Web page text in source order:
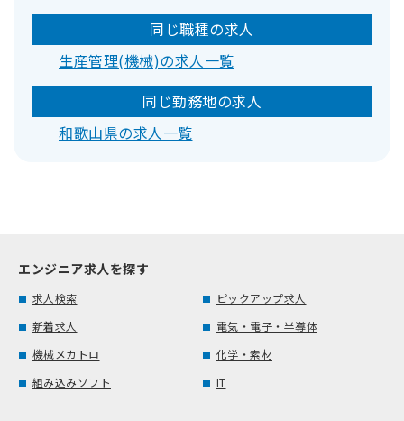
同じ職種の求人
生産管理(機械)の求人一覧
同じ勤務地の求人
和歌山県の求人一覧
エンジニア求人を探す
求人検索
ピックアップ求人
新着求人
電気・電子・半導体
機械メカトロ
化学・素材
組み込みソフト
IT